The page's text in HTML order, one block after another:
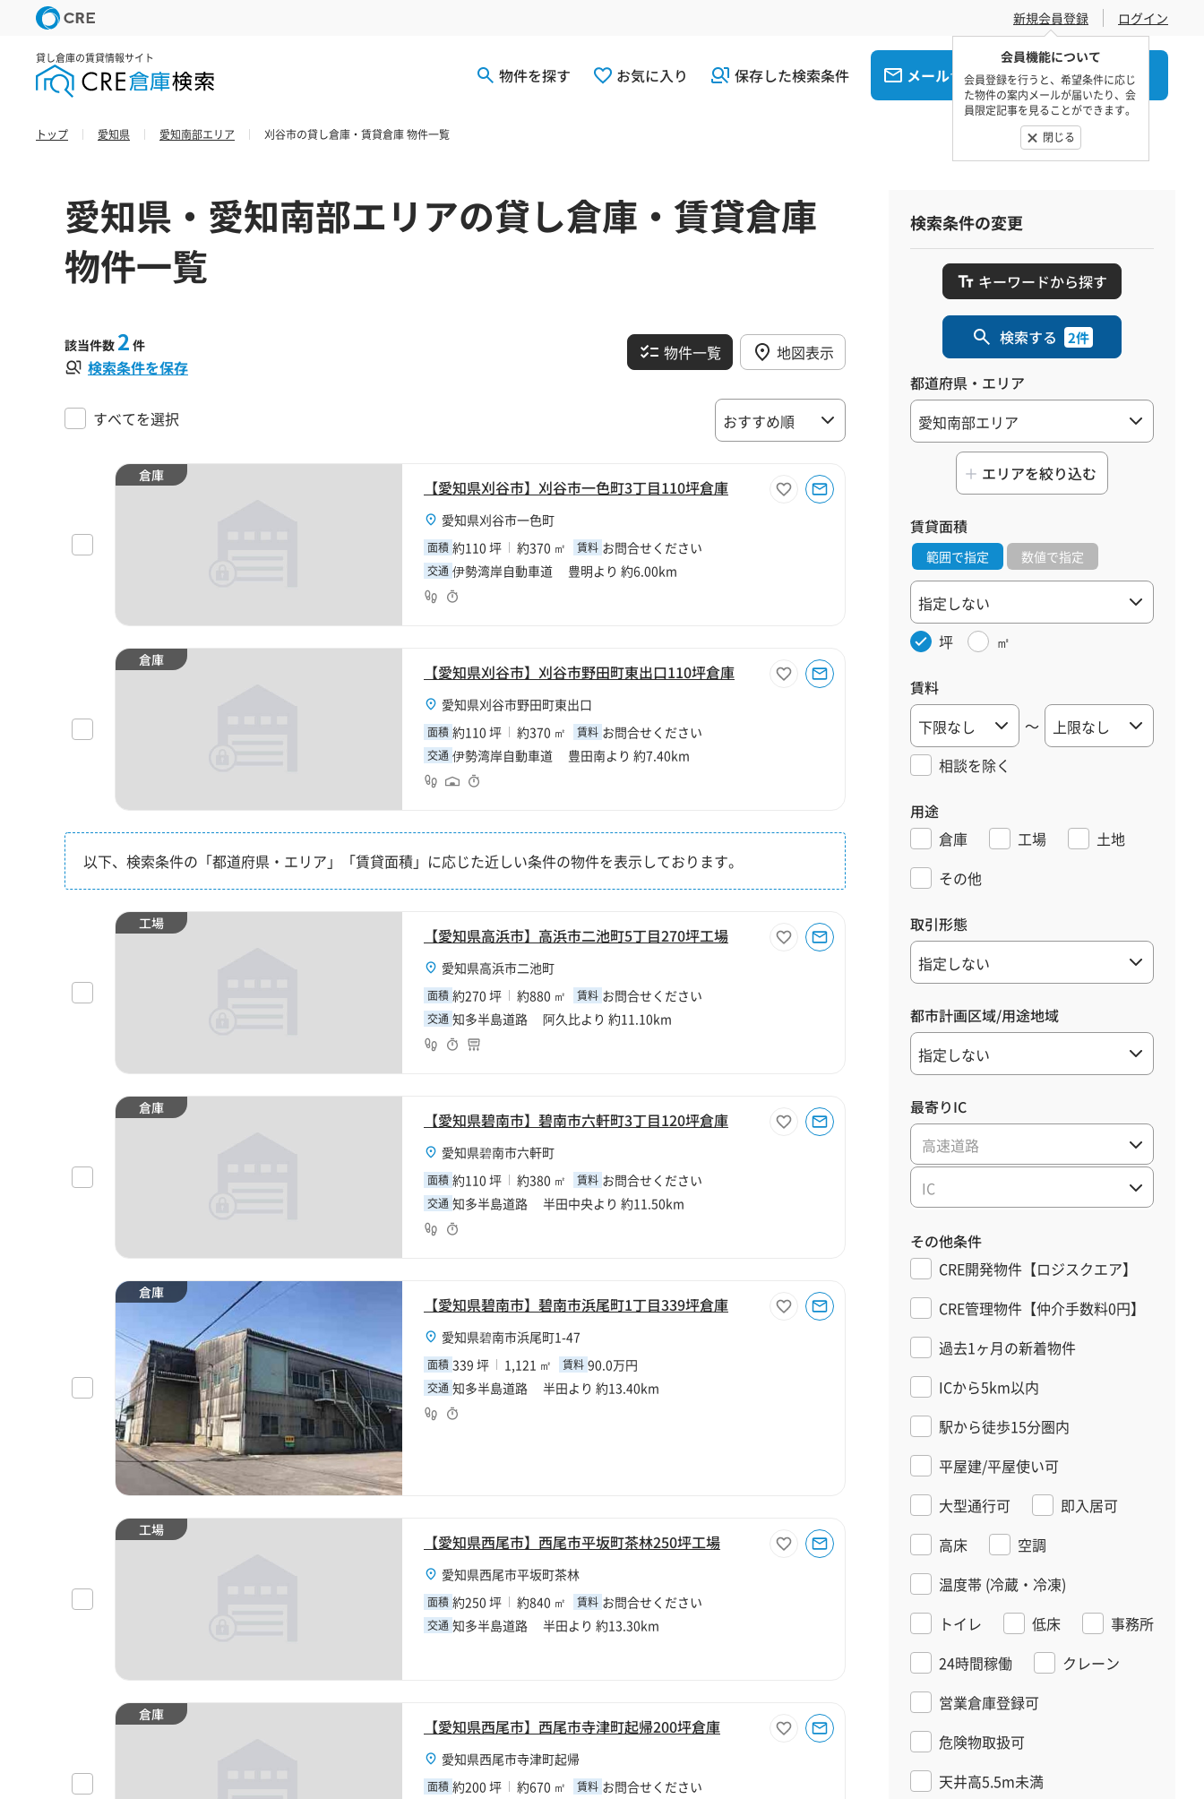
新規会員登録
会員機能について
会員登録を行うと、希望条件に応じ
た物件の案内メールが届いたり、会
員限定記事を見ることができます。
閉じる
ログイン
貸し倉庫の賃貸情報サイト
物件を探す お気に入り 保存した検索条件 メールでお問合せ 電話でお問合せ
トップ 愛知県 愛知南部エリア 刈谷市の貸し倉庫・賃貸倉庫 物件一覧
愛知県・愛知南部エリアの貸し倉庫・賃貸倉庫
物件一覧
該当件数 2 件
検索条件を保存
物件一覧 地図表示
すべてを選択
倉庫
【愛知県刈谷市】刈谷市一色町3丁目110坪倉庫
愛知県刈谷市一色町
面積 約110 坪 約370 ㎡ 賃料 お問合せください
交通 伊勢湾岸自動車道 豊明より 約6.00km
倉庫
【愛知県刈谷市】刈谷市野田町東出口110坪倉庫
愛知県刈谷市野田町東出口
面積 約110 坪 約370 ㎡ 賃料 お問合せください
交通 伊勢湾岸自動車道 豊田南より 約7.40km
以下、検索条件の「都道府県・エリア」「賃貸面積」に応じた近しい条件の物件を表示しております。
工場
【愛知県高浜市】高浜市二池町5丁目270坪工場
愛知県高浜市二池町
面積 約270 坪 約880 ㎡ 賃料 お問合せください
交通 知多半島道路 阿久比より 約11.10km
倉庫
【愛知県碧南市】碧南市六軒町3丁目120坪倉庫
愛知県碧南市六軒町
面積 約110 坪 約380 ㎡ 賃料 お問合せください
交通 知多半島道路 半田中央より 約11.50km
倉庫
【愛知県碧南市】碧南市浜尾町1丁目339坪倉庫
愛知県碧南市浜尾町1-47
面積 339 坪 1,121 ㎡ 賃料 90.0万円
交通 知多半島道路 半田より 約13.40km
工場
【愛知県西尾市】西尾市平坂町茶林250坪工場
愛知県西尾市平坂町茶林
面積 約250 坪 約840 ㎡ 賃料 お問合せください
交通 知多半島道路 半田より 約13.30km
倉庫
【愛知県西尾市】西尾市寺津町起帰200坪倉庫
愛知県西尾市寺津町起帰
面積 約200 坪 約670 ㎡ 賃料 お問合せください
検索条件の変更
キーワードから探す
検索する 2件
都道府県・エリア
エリアを絞り込む
賃貸面積
範囲で指定 数値で指定
坪 ㎡
賃料
～
相談を除く
用途
倉庫
工場
土地
その他
取引形態
都市計画区域/用途地域
最寄りIC
高速道路
IC
その他条件
CRE開発物件【ロジスクエア】
CRE管理物件【仲介手数料0円】
過去1ヶ月の新着物件
ICから5km以内
駅から徒歩15分圏内
平屋建/平屋使い可
大型通行可
即入居可
高床
空調
温度帯 (冷蔵・冷凍)
トイレ
低床
事務所
24時間稼働
クレーン
営業倉庫登録可
危険物取扱可
天井高5.5m未満